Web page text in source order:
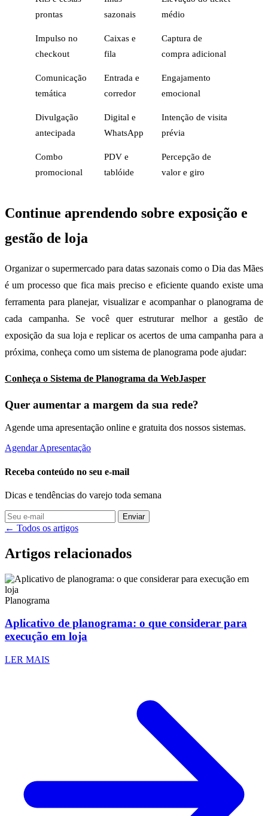
prontas
sazonais
médio
Impulso no
checkout
Caixas e
fila
Captura de
compra adicional
Comunicação
temática
Entrada e
corredor
Engajamento
emocional
Divulgação
antecipada
Digital e
WhatsApp
Intenção de visita
prévia
Combo
promocional
PDV e
tablóide
Percepção de
valor e giro
Continue aprendendo sobre exposição e
gestão de loja
Organizar o supermercado para datas sazonais como o Dia das Mães
é um processo que fica mais preciso e eficiente quando existe uma
ferramenta para planejar, visualizar e acompanhar o planograma de
cada campanha. Se você quer estruturar melhor a gestão de
exposição da sua loja e replicar os acertos de uma campanha para a
próxima, conheça como um sistema de planograma pode ajudar:
Conheça o Sistema de Planograma da WebJasper
Quer aumentar a margem da sua rede?
Agende uma apresentação online e gratuita dos nossos sistemas.
Agendar Apresentação
Receba conteúdo no seu e-mail
Dicas e tendências do varejo toda semana
Enviar
← Todos os artigos
Artigos relacionados
Planograma
Aplicativo de planograma: o que considerar para
execução em loja
LER MAIS